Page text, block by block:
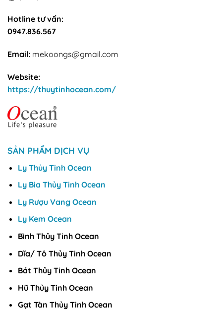
Hotline tư vấn:
0947.836.567
Email: mekoongs@gmail.com
Website:
https://thuytinhocean.com/
SẢN PHẨM DỊCH VỤ
Ly Thủy Tinh Ocean
Ly Bia Thủy Tinh Ocean
Ly Rượu Vang Ocean
Ly Kem Ocean
Bình Thủy Tinh Ocean
Dĩa/ Tô Thủy Tinh Ocean
Bát Thủy Tinh Ocean
Hũ Thủy Tinh Ocean
Gạt Tàn Thủy Tinh Ocean